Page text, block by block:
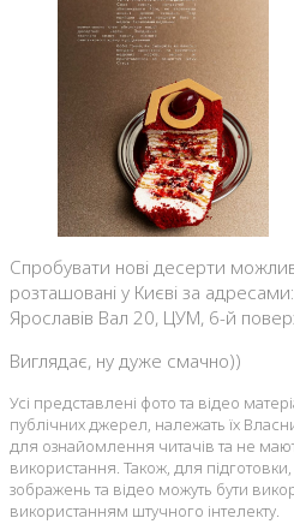
Спробувати нові десерти
розташовані у Києві за
Ярославів Вал 20, ЦУМ, 6-й
Виглядає, ну дуже смачно))
Усі представлені фото та відео
публічних джерел, належать їх
для ознайомлення читачів та не
використання. Також, для
зображень та відео можуть бути
використанням штучного інтелекту.